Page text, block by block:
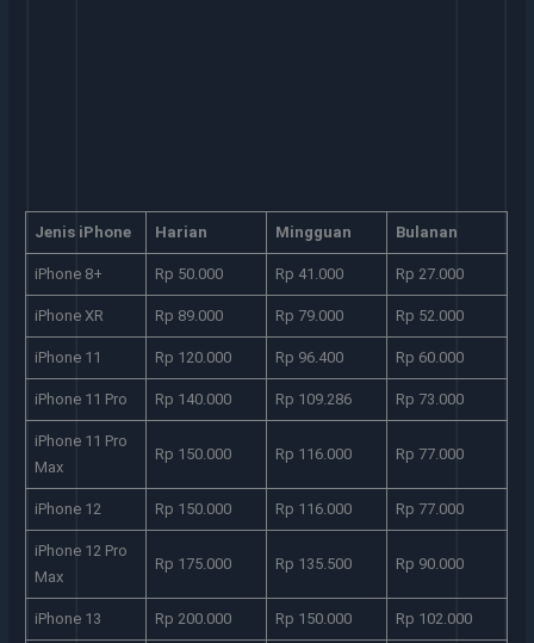
Jenis iPhone Harian Mingguan Bulanan
iPhone 8+ Rp 50.000 Rp 41.000 Rp 27.000
iPhone XR Rp 89.000 Rp 79.000 Rp 52.000
iPhone 11 Rp 120.000 Rp 96.400 Rp 60.000
iPhone 11 Pro Rp 140.000 Rp 109.286 Rp 73.000
iPhone 11 Pro
Max
Rp 150.000 Rp 116.000 Rp 77.000
iPhone 12 Rp 150.000 Rp 116.000 Rp 77.000
iPhone 12 Pro
Max
Rp 175.000 Rp 135.500 Rp 90.000
iPhone 13 Rp 200.000 Rp 150.000 Rp 102.000